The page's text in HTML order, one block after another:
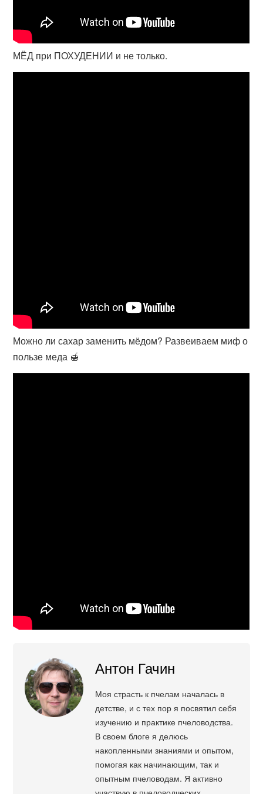
МЁД при ПОХУДЕНИИ и не только.
Можно ли сахар заменить мёдом? Развеиваем миф о
пользе меда 🍯
Антон Гачин
Моя страсть к пчелам началась в
детстве, и с тех пор я посвятил себя
изучению и практике пчеловодства.
В своем блоге я делюсь
накопленными знаниями и опытом,
помогая как начинающим, так и
опытным пчеловодам. Я активно